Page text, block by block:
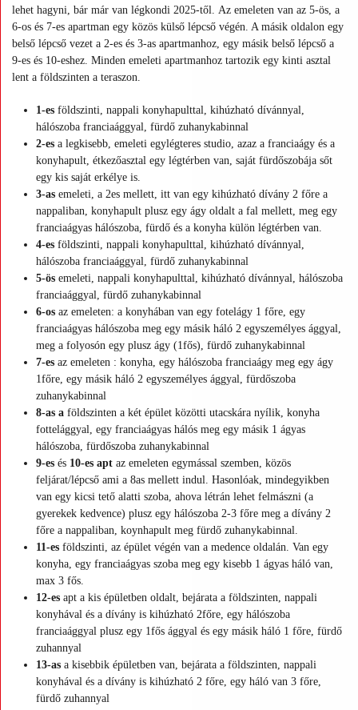
lehet hagyni, bár már van légkondi 2025-től. Az emeleten van az 5-ös, a
6-os és 7-es apartman egy közös külső lépcső végén. A másik oldalon egy
belső lépcső vezet a 2-es és 3-as apartmanhoz, egy másik belső lépcső a
9-es és 10-eshez. Minden emeleti apartmanhoz tartozik egy kinti asztal
lent a földszinten a teraszon.
1-es földszinti, nappali konyhapulttal, kihúzható dívánnyal,
hálószoba franciaággyal, fürdő zuhanykabinnal
2-es a legkisebb, emeleti egylégteres studio, azaz a franciaágy és a
konyhapult, étkezőasztal egy légtérben van, saját fürdőszobája sőt
egy kis saját erkélye is.
3-as emeleti, a 2es mellett, itt van egy kihúzható dívány 2 főre a
nappaliban, konyhapult plusz egy ágy oldalt a fal mellett, meg egy
franciaágyas hálószoba, fürdő és a konyha külön légtérben van.
4-es földszinti, nappali konyhapulttal, kihúzható dívánnyal,
hálószoba franciaággyal, fürdő zuhanykabinnal
5-ös emeleti, nappali konyhapulttal, kihúzható dívánnyal, hálószoba
franciaággyal, fürdő zuhanykabinnal
6-os az emeleten: a konyhában van egy fotelágy 1 főre, egy
franciaágyas hálószoba meg egy másik háló 2 egyszemélyes ággyal,
meg a folyosón egy plusz ágy (1fős), fürdő zuhanykabinnal
7-es az emeleten : konyha, egy hálószoba franciaágy meg egy ágy
1főre, egy másik háló 2 egyszemélyes ággyal, fürdőszoba
zuhanykabinnal
8-as a földszinten a két épület közötti utacskára nyílik, konyha
fottelággyal, egy franciaágyas hálós meg egy másik 1 ágyas
hálószoba, fürdőszoba zuhanykabinnal
9-es és 10-es apt az emeleten egymással szemben, közös
feljárat/lépcső ami a 8as mellett indul. Hasonlóak, mindegyikben
van egy kicsi tető alatti szoba, ahova létrán lehet felmászni (a
gyerekek kedvence) plusz egy hálószoba 2-3 főre meg a dívány 2
főre a nappaliban, koynhapult meg fürdő zuhanykabinnal.
11-es földszinti, az épület végén van a medence oldalán. Van egy
konyha, egy franciaágyas szoba meg egy kisebb 1 ágyas háló van,
max 3 fős.
12-es apt a kis épületben oldalt, bejárata a földszinten, nappali
konyhával és a dívány is kihúzható 2főre, egy hálószoba
franciaággyal plusz egy 1fős ággyal és egy másik háló 1 főre, fürdő
zuhannyal
13-as a kisebbik épületben van, bejárata a földszinten, nappali
konyhával és a dívány is kihúzható 2 főre, egy háló van 3 főre,
fürdő zuhannyal